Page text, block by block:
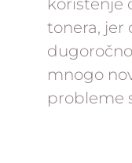
korištenje
tonera, jer
mnogo
probleme